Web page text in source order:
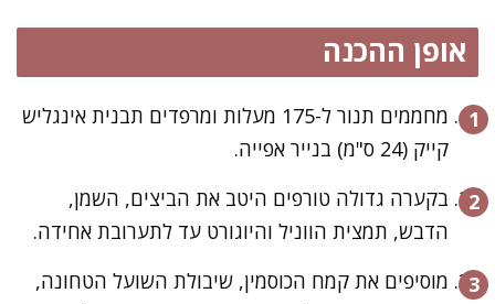
אופן ההכנה
מחממים תנור ל-175 מעלות ומרפדים תבנית אינגליש
קייק (24 ס"מ) בנייר אפייה.
בקערה גדולה טורפים היטב את הביצים, השמן,
הדבש, תמצית הווניל והיוגורט עד לתערובת אחידה.
מוסיפים את קמח הכוסמין, שיבולת השועל הטחונה,